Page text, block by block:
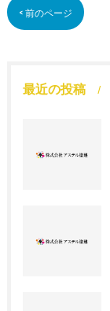
< 前のページ
最近の投稿